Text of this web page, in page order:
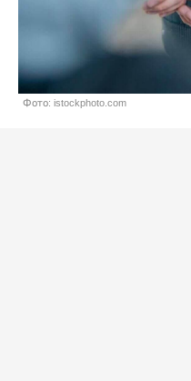
Фото: istockphoto.com